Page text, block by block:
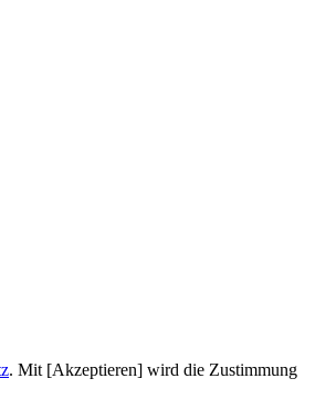
. Mit [Akzeptieren] wird die Zustimmung